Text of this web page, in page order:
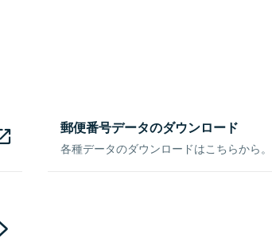
郵便番号データのダウンロード
各種データのダウンロードはこちらから